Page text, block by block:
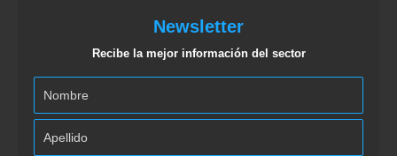
Newsletter
Recibe la mejor información del sector